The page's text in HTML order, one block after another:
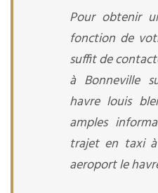
Pour obtenir
fonction de
suffit de
à Bonneville
havre louis
amples
trajet en taxi
aeroport le